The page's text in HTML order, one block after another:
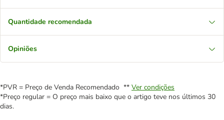
Quantidade recomendada
Opiniões
*PVR = Preço de Venda Recomendado ** Ver condições
*Preço regular = O preço mais baixo que o artigo teve nos últimos 30
dias.